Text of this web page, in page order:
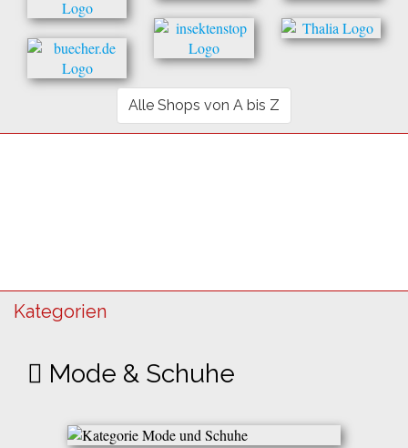
Alle Shops von A bis Z
Kategorien
Mode & Schuhe